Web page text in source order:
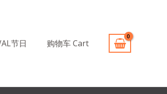
节日 购物车 Cart